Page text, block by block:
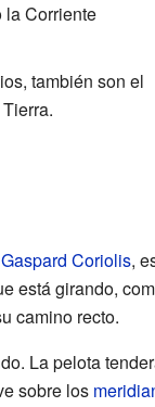
la Corriente
también son el
Gaspard Coriolis,
está girando,
camino recto.
La pelota
sobre los